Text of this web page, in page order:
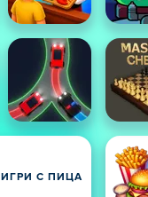
ИГРИ С ПИЦА